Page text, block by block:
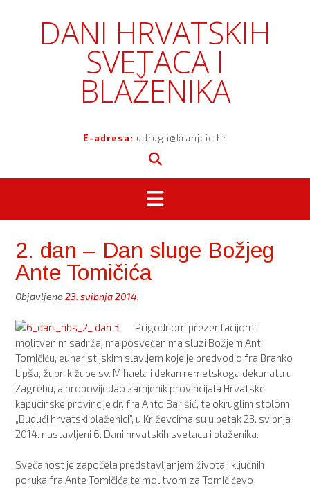
DANI HRVATSKIH
SVETACA I
BLAŽENIKA
E-adresa: udruga@kranjcic.hr
2. dan – Dan sluge Božjeg
Ante Tomičića
Objavljeno23. svibnja 2014.
Prigodnom prezentacijom i
molitvenim sadržajima posvećenima sluzi Božjem Anti
Tomičiću, euharistijskim slavljem koje je predvodio fra Branko
Lipša, župnik župe sv. Mihaela i dekan remetskoga dekanata u
Zagrebu, a propovijedao zamjenik provincijala Hrvatske
kapucinske provincije dr. fra Anto Barišić, te okruglim stolom
„Budući hrvatski blaženici”, u Križevcima su u petak 23. svibnja
2014. nastavljeni 6. Dani hrvatskih svetaca i blaženika.
Svečanost je započela predstavljanjem života i ključnih
poruka fra Ante Tomičića te molitvom za Tomičićevo